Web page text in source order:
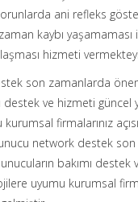
ani refleks
kaybı yaşamaması
hizmeti
son zamanlarda
destek ve hizmeti güncel
firmalarınız
network destek
bakımı
uyumu kurumsal